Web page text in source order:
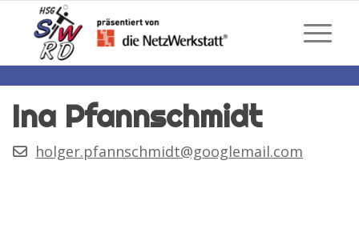
Ina Pfannschmidt
holger.pfannschmidt@googlemail.com